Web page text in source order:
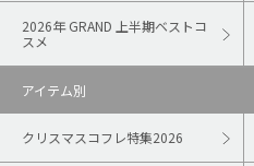
2026年 GRAND 上半期ベストコ
スメ
アイテム別
クリスマスコフレ特集2026